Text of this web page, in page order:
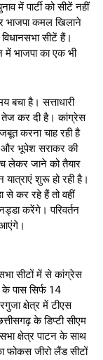
में पार्टी को सीटें नहीं
भाजपा कमल खिलाने
सीटें हैं।
में भाजपा का एक भी
बचा है। सत्ताधारी
तेज कर दी है। कांग्रेस
करना चाह रही है
और भूपेश सराकर की
लेकर जाने को तैयार
शुरू हो रही है।
से कर रहे हैं तो वहीं
करेंगे। परिवर्तन
आएंगे।
सीटों में से कांग्रेस
के पास सिर्फ 14
क्षेत्र में टीएस
के डिप्टी सीएम
क्षेत्र पाटन के साथ
फोकस जीरो लैंड सीटों